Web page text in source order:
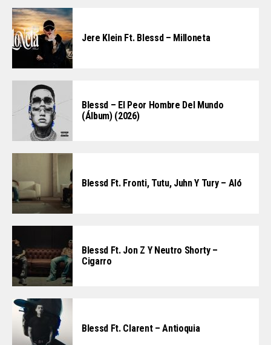
Jere Klein Ft. Blessd – Milloneta
Blessd – El Peor Hombre Del Mundo
(Álbum) (2026)
Blessd Ft. Fronti, Tutu, Juhn Y Tury – Aló
Blessd Ft. Jon Z Y Neutro Shorty –
Cigarro
Blessd Ft. Clarent – Antioquia